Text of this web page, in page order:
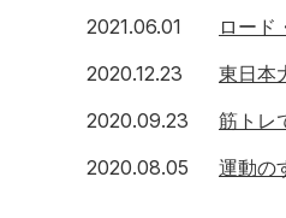
2021.06.01
ロード
2020.12.23
東日本
2020.09.23
筋トレ
2020.08.05
運動の